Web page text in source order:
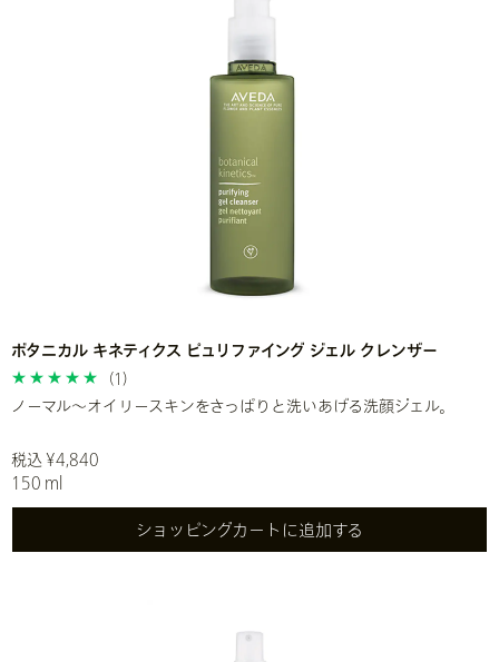
ボタニカル キネティクス ピュリファイング ジェル クレンザー
(1)
ノーマル～オイリースキンをさっぱりと洗いあげる洗顔ジェル。
税込 ¥4,840
150 ml
ショッピングカートに追加する